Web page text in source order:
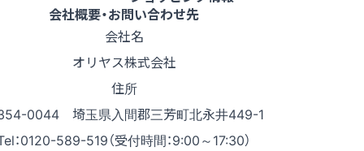
会社概要・お問い合わせ先
会社名
オリヤス株式会社
住所
0044 埼玉県入間郡三芳町北永井449-1
：0120-589-519（受付時間：9:00～17:30）